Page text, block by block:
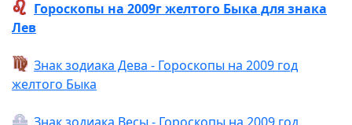
Гороскопы на 2009г желтого Быка для знака
Лев
Знак зодиака Дева - Гороскопы на 2009 год
желтого Быка